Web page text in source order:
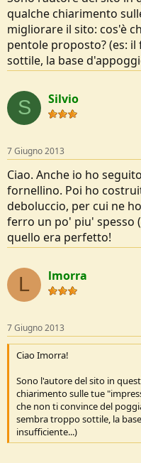
qualche chiarimento
migliorare il sito: cos'è
pentole proposto? (es:
sottile, la base
S Silvio
7 Giugno 2013
Ciao. Anche io ho
fornellino. Poi ho
deboluccio, per cui ne
ferro un po' piu' spesso
quello era perfetto!
L lmorra
7 Giugno 2013
Ciao Imorra!
Sono l'autore del sito in
chiarimento sulle tue
che non ti convince del
sembra troppo sottile, la
insufficiente...)